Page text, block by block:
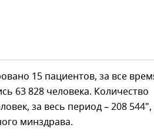
15 пациентов, за все
63 828 человека. Количество
за весь период – 208 544",
минздрава.